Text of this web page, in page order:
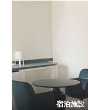
宿泊施設